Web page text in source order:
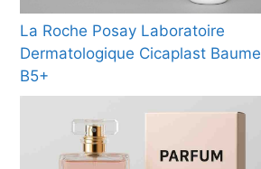
La Roche Posay Laboratoire
Dermatologique Cicaplast Baume
B5+